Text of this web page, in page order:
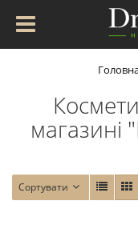
магазині
Сортувати